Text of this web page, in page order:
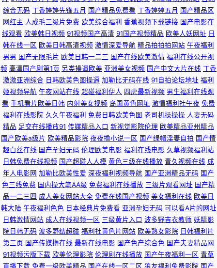
骚货妇noav 亚洲美女国产探花 亚洲色在线资源 日本不卡视频在线 久久人热
人 91男男视频 伊人久久黄色视频 九草免费色站 熟女AV色站导航 亚洲综合日
韩欧美 国产毛片网页 人人妻AV在线 欧日韩在线视频 国产乱视在线 极品吃瓜
福利 蜜臀av 91久久91 熟女视频 国产91传媒 国产欧美日韩在线 WWWAv电
影网 三级片国产久久 豆花社区网站 久久成人Av网 美女在线网站视频 草草限
制 大香蕉福利导航 免费18视频 91传禖免费 日韩三级在线观看视频 豆花视频
在线一区 国产精品天 91男女 五月天色色 韩日三级 青青色情 欧美日韩99 精
品一区二区三区日韩蜜桃 日本熟女AV jk啪啪内射 超碰网人人操 欧美色综合
片 91学生妹视频 在线亚洲精品福利导航 黑丝美女网站 日韩无码高清网站 欧
美娱乐中文网 91在线 亚洲欧美日韩 韩国一级网站 久久艹一区 浮力影院国产
第一 国产精品一二三区夜夜躁 91网址在线免费观看 黑料网a片 男人色色91
综合无码 丁香婷婷先锋五月 国产精品免费看 丁香婷婷五月 国产精品区
网红主 人成毛三级片免费 欧美综合福利 香蕉视频下载链接 国产电影在
线观看 欧美韩日视频 91视频国产高清 91国产视频精品 欧美人妖网址 日
韩在线一区 欧美日韩高清视频 激情深爱导航 精品拍拍拍网站 午夜福利
男男 国产无限毛片 欧美日韩一二三 国产在线欧美激情 福利在线公开视
频 高清国产剧第1页 另类操逼欧美 亚洲美女视频 国产中文大片在线 丁香
激激亚洲综合 日韩欧美色图操逼 加勒比无码在线 91自拍论坛地址 福利
姬视频导航 午夜网站在线 超碰福利伊人 四虎最新视频 男生福利在线观
看 手机看片欧美日韩 内射美女视频 岛国黄色网址 激情福利社午夜 免费
福利在线影院 久久午夜福利 免费日韩欧美色图 老司机操操操 人妻无码
精品 足交在线播放91 传媒精品入口 新视觉影院伦理 欧美精品亚州精品
国产欧美a级片 欧美精品影院 夜夜撸小说一区 国产绿帽淫妻自拍 国产情
趣白丝在线 国产孕妇无码 伦理欧美电影 福利在线电影 久草视频福利站
日韩免费在线视频 国产超碰人人模 黄色三级在线播放 青久视频在线 成
年人电影网 加勒比欧美性爱 深夜福利视频导航 国产亚洲精品无码 国产
色三线免费 国内操大笔AA级 免费福利在线播放 三级片观看网址 国产精
品一二三四 成人美女网站大全 免费在线国产视频 美女福利在线 欧美日
韩大陆 午夜福利色色 日本经典片免费看 亚洲孕妇无码 可以看A片的网址
日韩激情网站 成人在线视频一区 三级黄片入口 波多野吉衣教师 妖精影
院日韩无码 波多野结超碰 福利社黄色片网站 欧美熟女影院 日韩福利片
第三页 国产传媒撸在线 最新在线电影 国产色产综合色 国产夫妻精品网
91视频污版下载 欧美伦理影院 伦理剧在线播放 国产午夜福利一区 青草
直播下载 免费一级欧美精品 国产在线一区二区 狼友福利免费影院 国产